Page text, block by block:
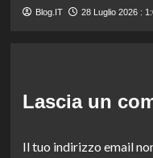
Blog.IT 28 Luglio 2026 :
Lascia un
Il tuo indirizzo email